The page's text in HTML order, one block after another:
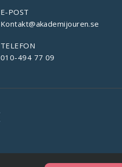
E-POST
Kontakt@akademijouren.se
TELEFON
010-494 77 09